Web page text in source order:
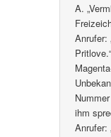
A.
Anrufer:
Pritlove.“
ihm
Anrufer: